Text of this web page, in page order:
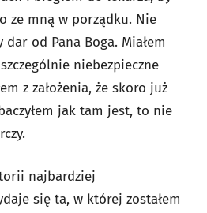
ze mną w porządku. Nie
od Pana Boga. Miałem
niebezpieczne
z założenia, że skoro już
jak tam jest, to nie
najbardziej
się ta, w której zostałem